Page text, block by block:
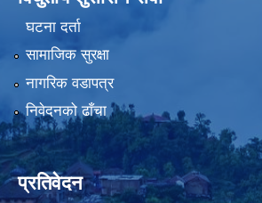
घटना दर्ता
सामाजिक सुरक्षा
नागरिक वडापत्र
निवेदनको ढाँचा
प्रतिवेदन